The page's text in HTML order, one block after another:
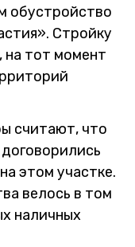
обустройство
Стройку
на тот момент
считают, что
этом участке.
велось в том
наличных